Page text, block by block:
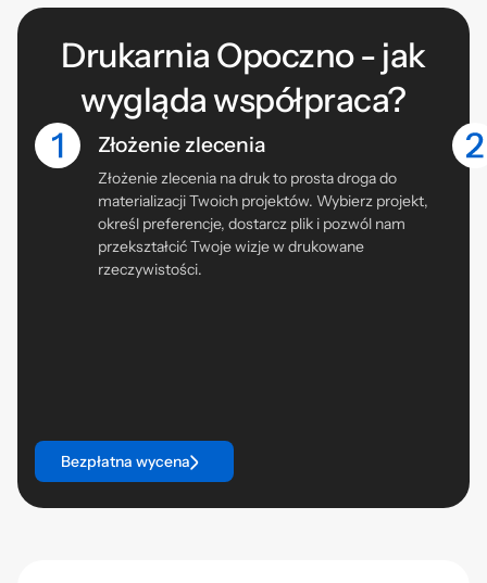
Drukarnia Opoczno - jak
wygląda współpraca?
Złożenie zlecenia
Złożenie zlecenia na druk to prosta droga do
materializacji Twoich projektów. Wybierz projekt,
określ preferencje, dostarcz plik i pozwól nam
przekształcić Twoje wizje w drukowane
rzeczywistości.
Bezpłatna wycena